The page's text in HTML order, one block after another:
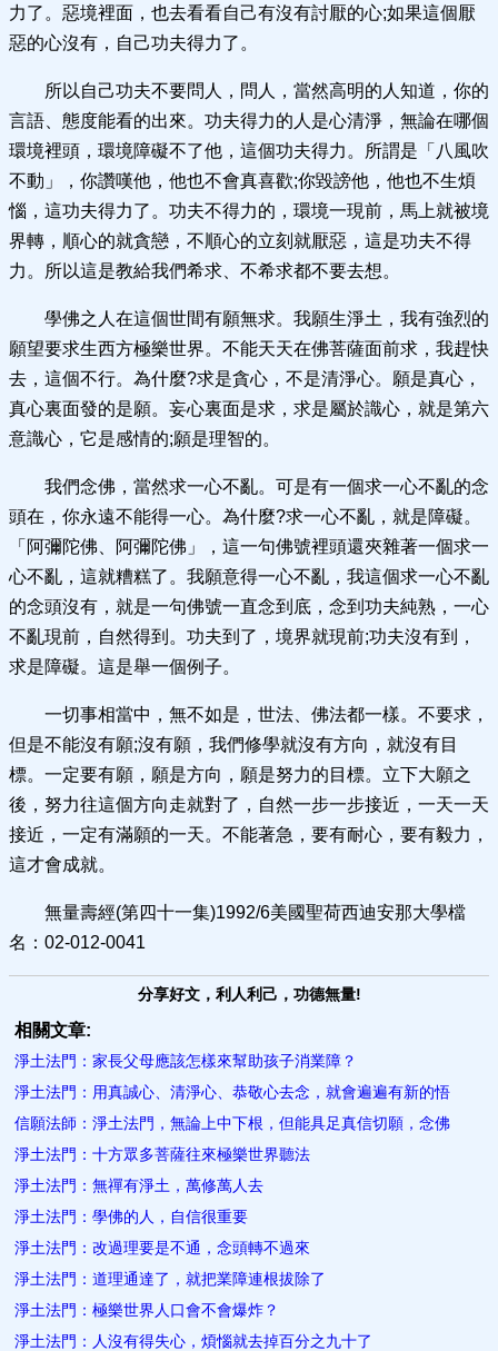
力了。惡境裡面，也去看看自己有沒有討厭的心;如果這個厭
惡的心沒有，自己功夫得力了。
所以自己功夫不要問人，問人，當然高明的人知道，你的
言語、態度能看的出來。功夫得力的人是心清淨，無論在哪個
環境裡頭，環境障礙不了他，這個功夫得力。所謂是「八風吹
不動」，你讚嘆他，他也不會真喜歡;你毀謗他，他也不生煩
惱，這功夫得力了。功夫不得力的，環境一現前，馬上就被境
界轉，順心的就貪戀，不順心的立刻就厭惡，這是功夫不得
力。所以這是教給我們希求、不希求都不要去想。
學佛之人在這個世間有願無求。我願生淨土，我有強烈的
願望要求生西方極樂世界。不能天天在佛菩薩面前求，我趕快
去，這個不行。為什麼?求是貪心，不是清淨心。願是真心，
真心裏面發的是願。妄心裏面是求，求是屬於識心，就是第六
意識心，它是感情的;願是理智的。
我們念佛，當然求一心不亂。可是有一個求一心不亂的念
頭在，你永遠不能得一心。為什麼?求一心不亂，就是障礙。
「阿彌陀佛、阿彌陀佛」，這一句佛號裡頭還夾雜著一個求一
心不亂，這就糟糕了。我願意得一心不亂，我這個求一心不亂
的念頭沒有，就是一句佛號一直念到底，念到功夫純熟，一心
不亂現前，自然得到。功夫到了，境界就現前;功夫沒有到，
求是障礙。這是舉一個例子。
一切事相當中，無不如是，世法、佛法都一樣。不要求，
但是不能沒有願;沒有願，我們修學就沒有方向，就沒有目
標。一定要有願，願是方向，願是努力的目標。立下大願之
後，努力往這個方向走就對了，自然一步一步接近，一天一天
接近，一定有滿願的一天。不能著急，要有耐心，要有毅力，
這才會成就。
無量壽經(第四十一集)1992/6美國聖荷西迪安那大學檔
名：02-012-0041
分享好文，利人利己，功德無量!
相關文章:
淨土法門：家長父母應該怎樣來幫助孩子消業障？
淨土法門：用真誠心、清淨心、恭敬心去念，就會遍遍有新的悟
信願法師：淨土法門，無論上中下根，但能具足真信切願，念佛
淨土法門：十方眾多菩薩往來極樂世界聽法
淨土法門：無禪有淨土，萬修萬人去
淨土法門：學佛的人，自信很重要
淨土法門：改過理要是不通，念頭轉不過來
淨土法門：道理通達了，就把業障連根拔除了
淨土法門：極樂世界人口會不會爆炸？
淨土法門：人沒有得失心，煩惱就去掉百分之九十了